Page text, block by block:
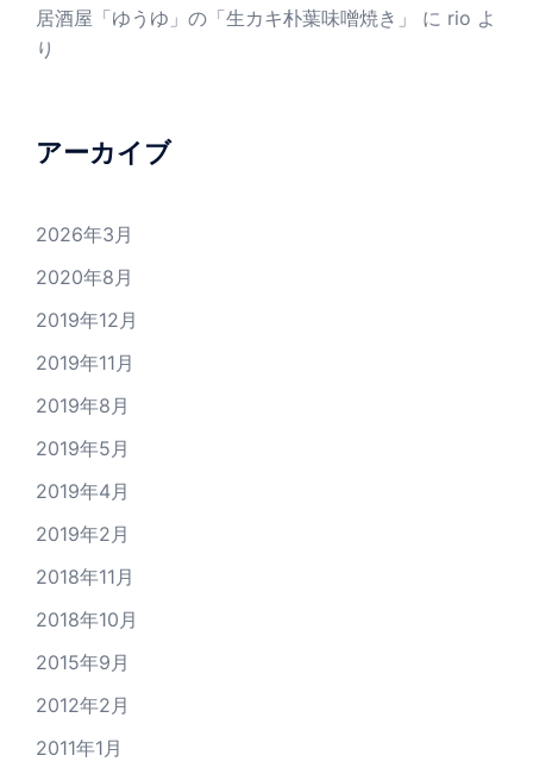
居酒屋「ゆうゆ」の「生カキ朴葉味噌焼き」 に rio よ
り
アーカイブ
2026年3月
2020年8月
2019年12月
2019年11月
2019年8月
2019年5月
2019年4月
2019年2月
2018年11月
2018年10月
2015年9月
2012年2月
2011年1月